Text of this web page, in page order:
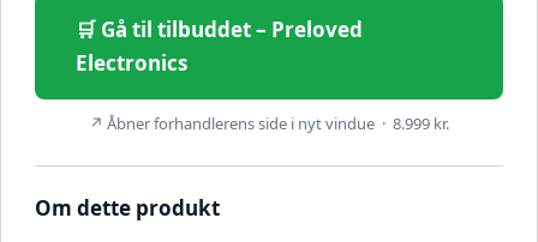
🛒 Gå til tilbuddet – Preloved
Electronics
↗ Åbner forhandlerens side i nyt vindue · 8.999 kr.
Om dette produkt